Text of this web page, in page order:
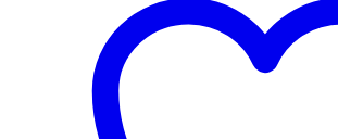
variantes.
Las
opciones
se
pueden
elegir
en